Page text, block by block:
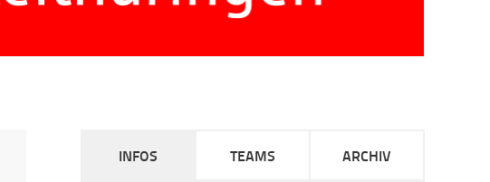
INFOS TEAMS ARCHIV